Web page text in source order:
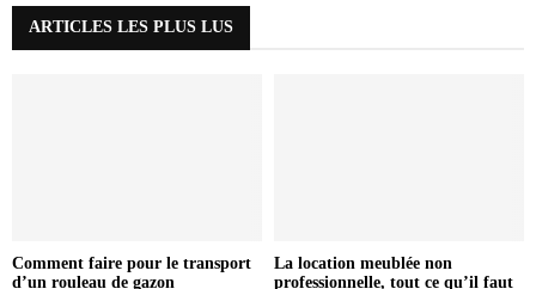
ARTICLES LES PLUS LUS
Comment faire pour le transport
d’un rouleau de gazon
La location meublée non
professionnelle, tout ce qu’il faut